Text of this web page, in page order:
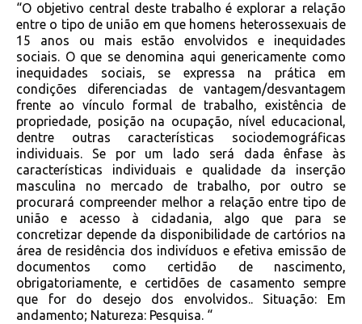
“O objetivo central deste trabalho é explorar a relação
entre o tipo de união em que homens heterossexuais de
15 anos ou mais estão envolvidos e inequidades
sociais. O que se denomina aqui genericamente como
inequidades sociais, se expressa na prática em
condições diferenciadas de vantagem/desvantagem
frente ao vínculo formal de trabalho, existência de
propriedade, posição na ocupação, nível educacional,
dentre outras características sociodemográficas
individuais. Se por um lado será dada ênfase às
características individuais e qualidade da inserção
masculina no mercado de trabalho, por outro se
procurará compreender melhor a relação entre tipo de
união e acesso à cidadania, algo que para se
concretizar depende da disponibilidade de cartórios na
área de residência dos indivíduos e efetiva emissão de
documentos como certidão de nascimento,
obrigatoriamente, e certidões de casamento sempre
que for do desejo dos envolvidos.. Situação: Em
andamento; Natureza: Pesquisa. “